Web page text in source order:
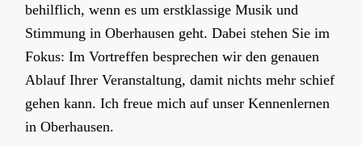
behilflich, wenn es um erstklassige Musik und
Stimmung in Oberhausen geht. Dabei stehen Sie im
Fokus: Im Vortreffen besprechen wir den genauen
Ablauf Ihrer Veranstaltung, damit nichts mehr schief
gehen kann. Ich freue mich auf unser Kennenlernen
in Oberhausen.